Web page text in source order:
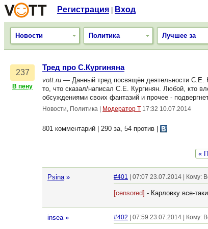
Регистрация Вход
Новости Политика Лучшее за
237
В пену
Тред про С.Кургиняна
vott.ru — Данный тред посвящён деятельности С.Е.
то, что сказал/написал С.Е. Кургинян. Любой, кто
обсуждениями своих фантазий и прочее -
Новости, Политика Модератор Т 17:32 10.07.2014
801 комментарий | 290 за, 54 против
«
Psina » #401 | 07:07 23.07.2014 | Кому:
[censored] - Карловку все-
insea » #402 | 07:59 23.07.2014 | Кому: